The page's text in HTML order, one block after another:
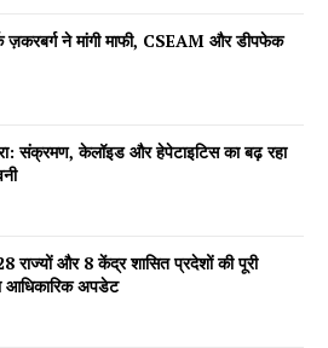
News on AIN
ज़करबर्ग ने मांगी माफी, CSEAM और डीपफेक
संक्रमण, केलॉइड और हेपेटाइटिस का बढ़ रहा
राज्यों और 8 केंद्र शासित प्रदेशों की पूरी
आधिकारिक अपडेट